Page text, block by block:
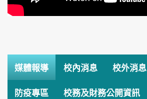
媒體報導 校內消息 校外消息
防疫專區 校務及財務公開資訊